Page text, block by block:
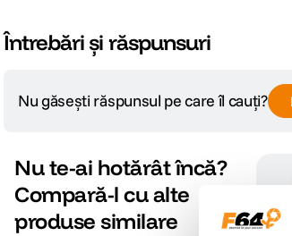
Întrebări și răspunsuri
Nu găsești răspunsul pe care îl cauți?
Nu te-ai hotărât încă?
Compară-l cu alte
produse similare